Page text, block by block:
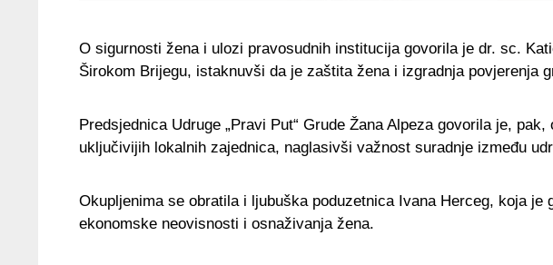
O sigurnosti žena i ulozi pravosudnih institucija govorila je dr. sc.
Širokom Brijegu, istaknuvši da je zaštita žena i izgradnja povjerenja
Predsjednica Udruge „Pravi Put“ Grude Žana Alpeza govorila je,
uključivijih lokalnih zajednica, naglasivši važnost suradnje između
Okupljenima se obratila i ljubuška poduzetnica Ivana Herceg, koja
ekonomske neovisnosti i osnaživanja žena.